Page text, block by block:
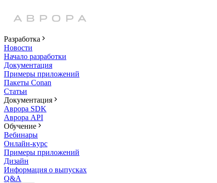
Разработка
Новости
Начало разработки
Документация
Примеры приложений
Пакеты Conan
Статьи
Документация
Аврора SDK
Аврора API
Обучение
Вебинары
Онлайн-курс
Примеры приложений
Дизайн
Информация о выпусках
Q&A